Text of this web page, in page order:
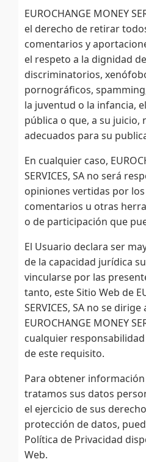
EUROCHANGE MONEY
el derecho de retirar
comentarios y
el respeto a la dignidad
discriminatorios,
pornográficos,
la juventud o la infancia,
pública o que, a su juicio,
adecuados para su
En cualquier caso,
SERVICES, SA no será
opiniones vertidas por
comentarios u otras
o de participación que
El Usuario declara ser
de la capacidad jurídica
vincularse por las
tanto, este Sitio Web de
SERVICES, SA no se
EUROCHANGE MONEY
cualquier
de este requisito.
Para obtener
tratamos sus datos
el ejercicio de sus
protección de datos,
Política de Privacidad
Web.